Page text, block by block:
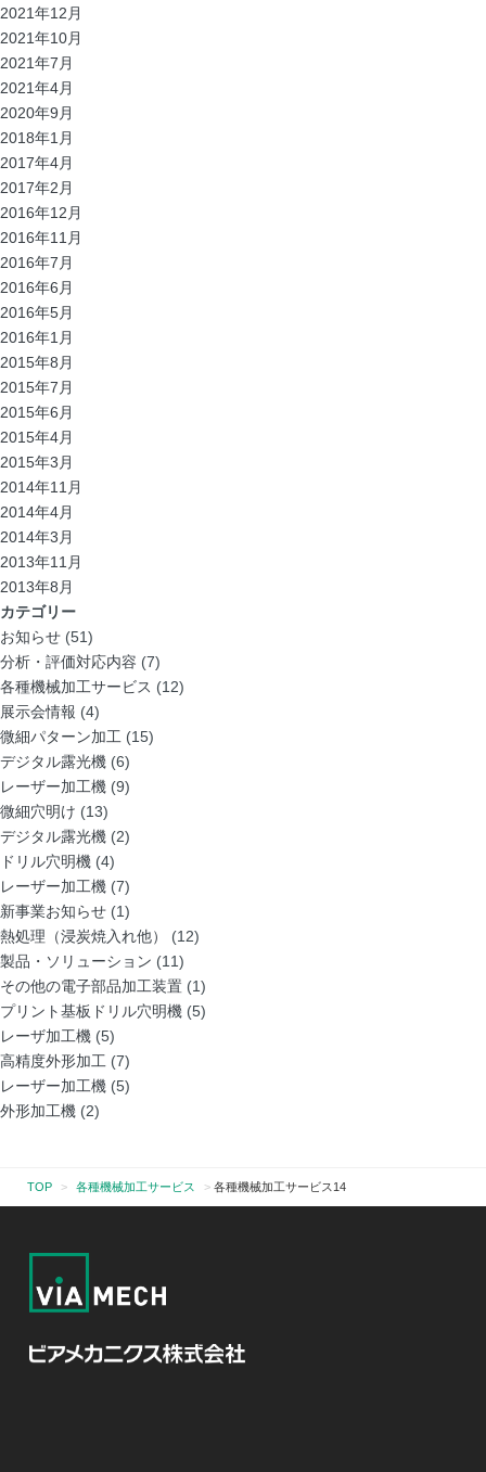
2021年12月
2021年10月
2021年7月
2021年4月
2020年9月
2018年1月
2017年4月
2017年2月
2016年12月
2016年11月
2016年7月
2016年6月
2016年5月
2016年1月
2015年8月
2015年7月
2015年6月
2015年4月
2015年3月
2014年11月
2014年4月
2014年3月
2013年11月
2013年8月
カテゴリー
お知らせ (51)
分析・評価対応内容 (7)
各種機械加工サービス (12)
展示会情報 (4)
微細パターン加工 (15)
デジタル露光機 (6)
レーザー加工機 (9)
微細穴明け (13)
デジタル露光機 (2)
ドリル穴明機 (4)
レーザー加工機 (7)
新事業お知らせ (1)
熱処理（浸炭焼入れ他）
(12)
製品・ソリューション (11)
その他の電子部品加工装置 (1)
プリント基板ドリル穴明機 (5)
レーザ加工機 (5)
高精度外形加工 (7)
レーザー加工機 (5)
外形加工機 (2)
TOP > 各種機械加工サービス > 各種機械加工サービス14